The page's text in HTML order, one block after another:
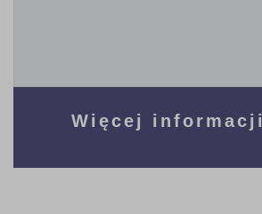
Więcej informacji